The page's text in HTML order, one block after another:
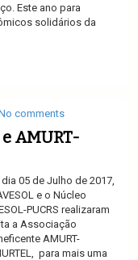
Este ano para
solidários da
comments
AMURT-
05 de Julho de 2017,
e o Núcleo
PUCRS realizaram
a Associação
AMURT-
para mais uma